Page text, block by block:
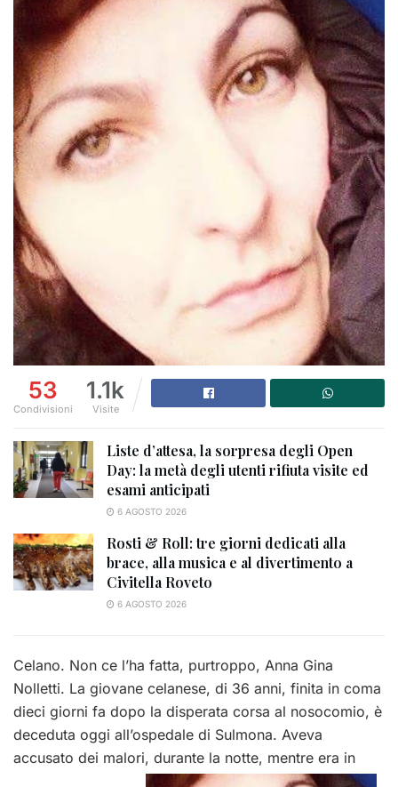
53
Condivisioni
1.1k
Visite
Liste d’attesa, la sorpresa degli Open
Day: la metà degli utenti rifiuta visite ed
esami anticipati
6 AGOSTO 2026
Rosti & Roll: tre giorni dedicati alla
brace, alla musica e al divertimento a
Civitella Roveto
6 AGOSTO 2026
Celano. Non ce l’ha fatta, purtroppo, Anna Gina
Nolletti. La giovane celanese, di 36 anni, finita in coma
dieci giorni fa dopo la disperata corsa al nosocomio, è
deceduta oggi all’ospedale di Sulmona. Aveva
accusato dei malori, durante la notte, mentre era in